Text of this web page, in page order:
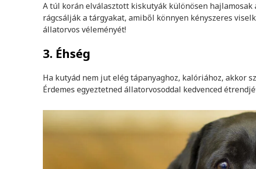
A túl korán elválasztott kiskutyák különösen hajlamosak
rágcsálják a tárgyakat, amiből könnyen kényszeres
állatorvos véleményét!
3. Éhség
Ha kutyád nem jut elég tápanyaghoz, kalóriához, akkor
Érdemes egyeztetned állatorvosoddal kedvenced